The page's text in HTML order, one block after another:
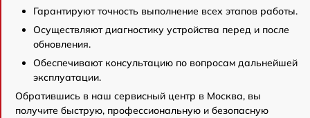
Гарантируют точность выполнение всех этапов работы.
Осуществляют диагностику устройства перед и после
обновления.
Обеспечивают консультацию по вопросам дальнейшей
эксплуатации.
Обратившись в наш сервисный центр в Москва, вы
получите быструю, профессиональную и безопасную